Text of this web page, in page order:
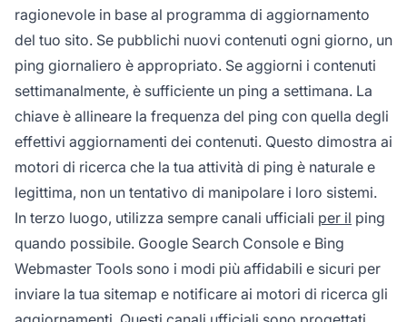
ragionevole in base al programma di aggiornamento
del tuo sito. Se pubblichi nuovi contenuti ogni giorno, un
ping giornaliero è appropriato. Se aggiorni i contenuti
settimanalmente, è sufficiente un ping a settimana. La
chiave è allineare la frequenza del ping con quella degli
effettivi aggiornamenti dei contenuti. Questo dimostra ai
motori di ricerca che la tua attività di ping è naturale e
legittima, non un tentativo di manipolare i loro sistemi.
In terzo luogo, utilizza sempre canali ufficiali per il ping
quando possibile. Google Search Console e Bing
Webmaster Tools sono i modi più affidabili e sicuri per
inviare la tua sitemap e notificare ai motori di ricerca gli